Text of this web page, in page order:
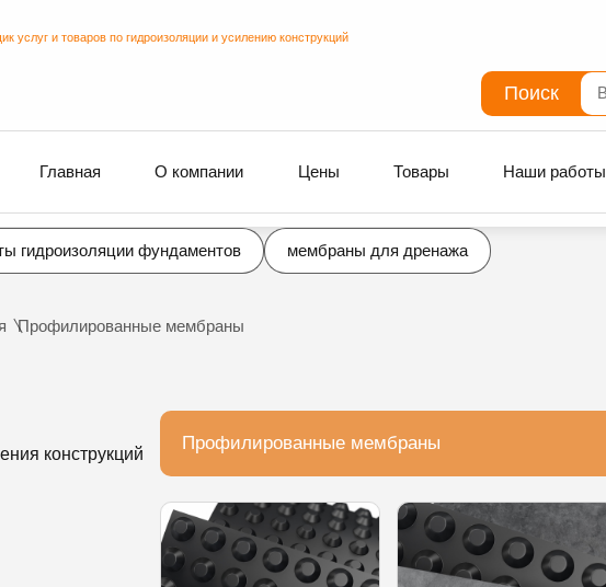
услуг и товаров по гидроизоляции и усилению конструкций
Поиск
Главная О компании Цены Товары Наши работы
гидроизоляции фундаментов мембраны для дренажа
Профилированные мембраны
конструкций
Профилированные мембраны